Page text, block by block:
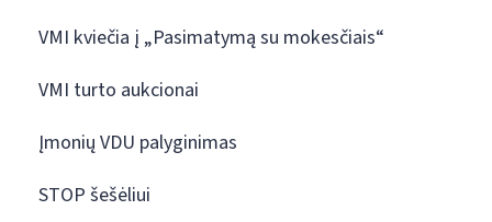
VMI kviečia į „Pasimatymą su mokesčiais“
VMI turto aukcionai
Įmonių VDU palyginimas
STOP šešėliui